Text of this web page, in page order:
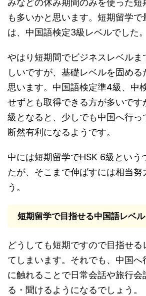
みなどの休み期間のみを使った短
も多いかと思います。短期留学
は、中国語検定3級レベルでした。
やはり短期間でビジネスレベルま
しいですが、基礎レベルを固める
思います。中国語検定準4級、中
せずとも取得できる方が多いで
級となると、少しでも中国へ行っ
断然有利になるようです。
中には短期留学でHSK 6級という
たが、そこまで伸ばすには相当努
う。
短期留学で目指せる中国語レベル
どうしても短期ですので目指せる
てしまいます。それでも、中国
に触れることで日常会話や旅行会
る・聞けるようになるでしょう。